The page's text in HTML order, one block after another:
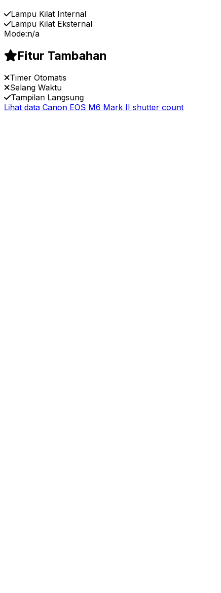
Lampu Kilat Internal
Lampu Kilat Eksternal
Mode:n/a
Fitur Tambahan
Timer Otomatis
Selang Waktu
Tampilan Langsung
Lihat data Canon EOS M6 Mark II shutter count